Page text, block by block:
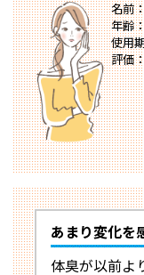
名前
年齢
使用
評価
あまり変化を
体臭が以前よ